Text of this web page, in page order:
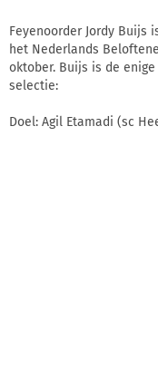
Feyenoorder Jordy Buijs
het Nederlands
oktober. Buijs is de
selectie:
Doel: Agil Etamadi (sc